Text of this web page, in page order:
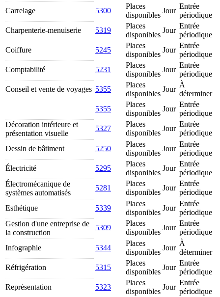
Carrelage
5300
Places
disponibles
Jour
Entrée
périodique
Charpenterie-menuiserie
5319
Places
disponibles
Jour
Entrée
périodique
Coiffure
5245
Places
disponibles
Jour
Entrée
périodique
Comptabilité
5231
Places
disponibles
Jour
Entrée
périodique
Conseil et vente de voyages 5355
Places
disponibles
Jour
À
déterminer
5355
Places
disponibles
Jour
Entrée
périodique
Décoration intérieure et
présentation visuelle
5327
Places
disponibles
Jour
Entrée
périodique
Dessin de bâtiment
5250
Places
disponibles
Jour
Entrée
périodique
Électricité
5295
Places
disponibles
Jour
Entrée
périodique
Électromécanique de
systèmes automatisés
5281
Places
disponibles
Jour
Entrée
périodique
Esthétique
5339
Places
disponibles
Jour
Entrée
périodique
Gestion d'une entreprise de
la construction
5309
Places
disponibles
Jour
Entrée
périodique
Infographie
5344
Places
disponibles
Jour
À
déterminer
Réfrigération
5315
Places
disponibles
Jour
Entrée
périodique
Représentation
5323
Places
disponibles
Jour
Entrée
périodique